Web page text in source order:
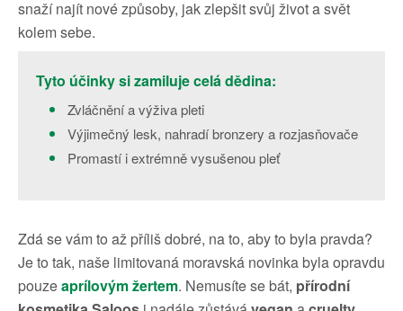
snaží najít nové způsoby, jak zlepšit svůj život a svět
kolem sebe.
Tyto účinky si zamiluje celá dědina:
Zvláčnění a výživa pleti
Výjimečný lesk, nahradí bronzery a rozjasňovače
Promastí i extrémně vysušenou pleť
Zdá se vám to až příliš dobré, na to, aby to byla pravda?
Je to tak, naše limitovaná moravská novinka byla opravdu
pouzeaprílovým žertem. Nemusíte se bát, přírodní